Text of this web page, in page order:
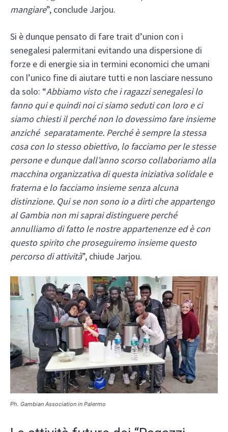
mangiare”, conclude Jarjou.
Si è dunque pensato di fare trait d’union con i
senegalesi palermitani evitando una dispersione di
forze e di energie sia in termini economici che umani
con l’unico fine di aiutare tutti e non lasciare nessuno
da solo: “Abbiamo visto che i ragazzi senegalesi lo
fanno qui e quindi noi ci siamo seduti con loro e ci
siamo chiesti il perché non lo dovessimo fare insieme
anziché separatamente. Perché è sempre la stessa
cosa con lo stesso obiettivo, lo facciamo per le stesse
persone e dunque dall’anno scorso collaboriamo alla
macchina organizzativa di questa iniziativa solidale e
fraterna e lo facciamo insieme senza alcuna
distinzione. Qui se non sono io a dirti che appartengo
al Gambia non mi saprai distinguere perché
annulliamo di fatto le nostre appartenenze ed è con
questo spirito che proseguiremo insieme questo
percorso di attività”, chiude Jarjou.
Ph. Gambian Association in Palermo